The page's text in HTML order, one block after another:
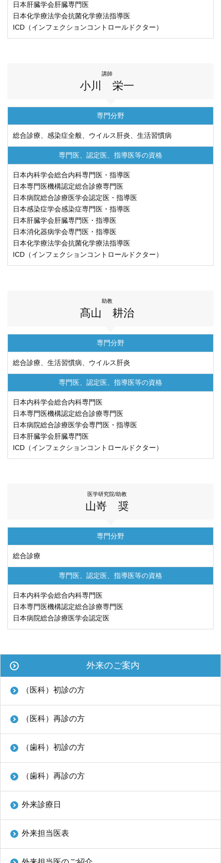
中文
〒812-8582 福岡市東区馬出3-1-1
TEL.092-641-1151（代表）
TEL.092-642-5163（時間外受付）
外来診療受付時間
初 診／8：30～11：00
再 診／8：15～17：00（自動再来受付機）
8：20～17：00 （窓口受付）
休診日／土・日・祝日、年末年始
※九州大学病院は敷地内全面禁煙です
病院案内図
フロアマップ
駐車場
九州大学病院基金についてご寄付のお願い
公式YouTube 公式X
九州大学大学院 医学研究院
生体防御医学研究所
九州大学病院 別府病院
日本肝臓学会肝臓専門医
日本化学療法学会抗菌化学療法指導医
ICD（インフェクションコントロールドクター）
講師
小川 栄一
専門分野
総合診療、感染症全般、ウイルス肝炎、生活習慣病
専門医、認定医、 指導医等の資格
日本内科学会総合内科専門医・指導医
日本専門医機構認定総合診療専門医
日本病院総合診療医学会認定医・指導医
日本感染症学会感染症専門医・指導医
日本肝臓学会肝臓専門医・指導医
日本消化器病学会専門医・指導医
日本化学療法学会抗菌化学療法指導医
ICD（インフェクションコントロールドクター）
助教
髙山 耕治
専門分野
総合診療、生活習慣病、ウイルス肝炎
専門医、認定医、 指導医等の資格
日本内科学会総合内科専門医
日本専門医機構認定総合診療専門医
日本病院総合診療医学会専門医・指導医
日本肝臓学会肝臓専門医
ICD（インフェクションコントロールドクター）
医学研究院/助教
山嵜 奨
専門分野
総合診療
専門医、認定医、 指導医等の資格
日本内科学会総合内科専門医
日本専門医機構認定総合診療専門医
日本病院総合診療医学会認定医
外来のご案内
（医科）初診の方
（医科）再診の方
（歯科）初診の方
（歯科）再診の方
外来診療日
外来担当医表